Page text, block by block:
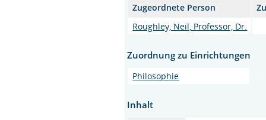
Zugeordnete Person
Roughley, Neil, Professor, Dr.
Zuordnung zu Einrichtungen
Philosophie
Inhalt